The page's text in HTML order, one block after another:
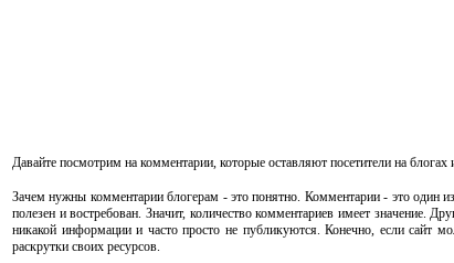
Давайте посмотрим на комментарии, которые оставляют посетители на блогах
Зачем нужны комментарии блогерам - это понятно. Комментарии - это один
полезен и востребован. Значит, количество комментариев имеет значение.
никакой информации и часто просто не публикуются. Конечно, если сайт
раскрутки своих ресурсов.